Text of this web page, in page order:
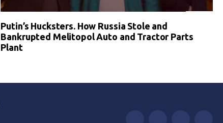
Putin’s Hucksters. How Russia Stole and
Bankrupted Melitopol Auto and Tractor Parts
Plant